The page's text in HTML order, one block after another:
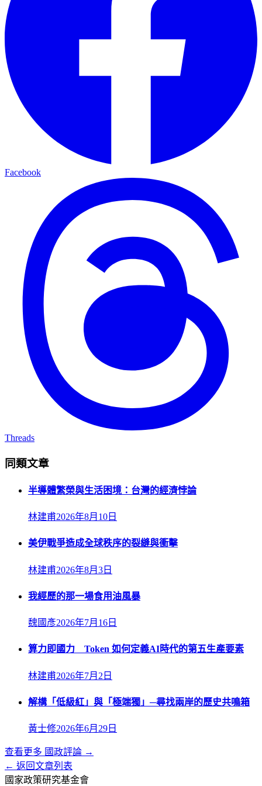
Facebook
Threads
同類文章
半導體繁榮與生活困境：台灣的經濟悖論
林建甫2026年8月10日
美伊戰爭造成全球秩序的裂縫與衝擊
林建甫2026年8月3日
我經歷的那一場食用油風暴
魏國彥2026年7月16日
算力即國力 Token 如何定義AI時代的第五生產要素
林建甫2026年7月2日
解構「低級紅」與「極端獨」─尋找兩岸的歷史共鳴箱
黃士修2026年6月29日
查看更多 國政評論 →
← 返回文章列表
國家政策研究基金會